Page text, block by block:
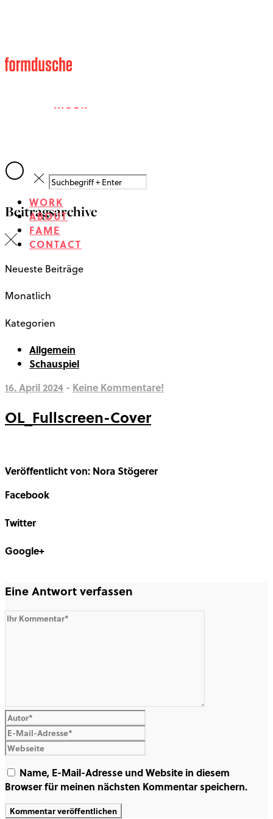
WORK
FAME
CONTACT
WORK
ABOUT
FAME
CONTACT
Beitragsarchive
Neueste Beiträge
Monatlich
Kategorien
Allgemein
Schauspiel
16. April 2024 - Keine Kommentare!
OL_Fullscreen-Cover
Veröffentlicht von: Nora Stögerer
Facebook
Twitter
Google+
Eine Antwort verfassen
Name, E-Mail-Adresse und Website in diesem
Browser für meinen nächsten Kommentar speichern.